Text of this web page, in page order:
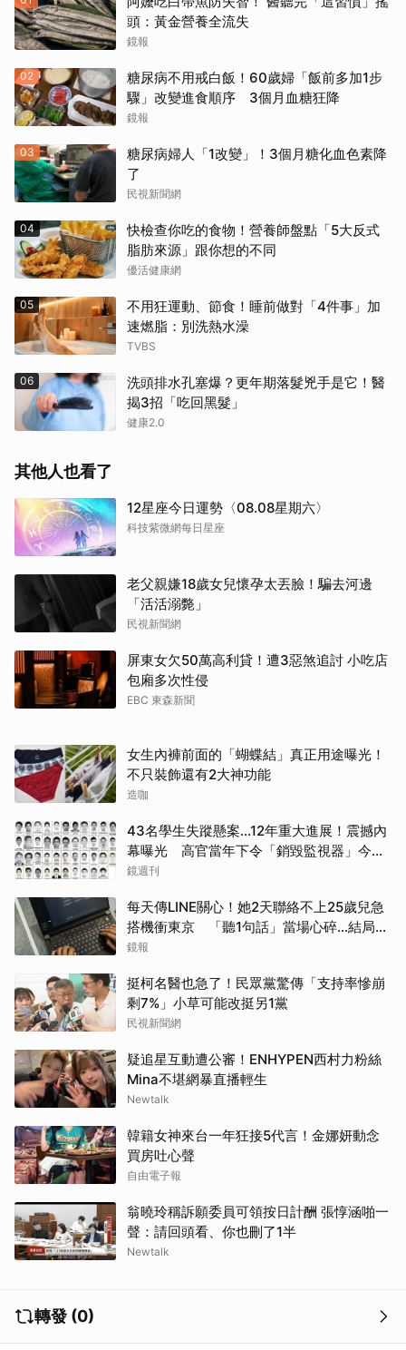
頭：黃金營養全流失
鏡報
02
糖尿病不用戒白飯！60歲婦「飯前多加1步
驟」改變進食順序 3個月血糖狂降
鏡報
03
糖尿病婦人「1改變」！3個月糖化血色素降
了
民視新聞網
04
快檢查你吃的食物！營養師盤點「5大反式
脂肪來源」跟你想的不同
優活健康網
05
不用狂運動、節食！睡前做對「4件事」加
速燃脂：別洗熱水澡
TVBS
06
洗頭排水孔塞爆？更年期落髮兇手是它！醫
揭3招「吃回黑髮」
健康2.0
其他人也看了
12星座今日運勢〈08.08星期六〉
科技紫微網每日星座
老父親嫌18歲女兒懷孕太丟臉！騙去河邊
「活活溺斃」
民視新聞網
屏東女欠50萬高利貸！遭3惡煞追討 小吃店
包廂多次性侵
EBC 東森新聞
女生內褲前面的「蝴蝶結」真正用途曝光！
不只裝飾還有2大神功能
造咖
43名學生失蹤懸案...12年重大進展！震撼內
幕曝光 高官當年下令「銷毀監視器」今遭
逮
鏡週刊
每天傳LINE關心！她2天聯絡不上25歲兒急
搭機衝東京 「聽1句話」當場心碎...結局看
哭網
鏡報
挺柯名醫也急了！民眾黨驚傳「支持率慘崩
剩7%」小草可能改挺另1黨
民視新聞網
疑追星互動遭公審！ENHYPEN西村力粉絲
Mina不堪網暴直播輕生
Newtalk
韓籍女神來台一年狂接5代言！金娜妍動念
買房吐心聲
自由電子報
翁曉玲稱訴願委員可領按日計酬 張惇涵啪一
聲：請回頭看、你也刪了1半
Newtalk
轉發 (0)